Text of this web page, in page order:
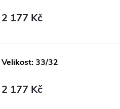
2 177 Kč
Velikost: 33/32
2 177 Kč